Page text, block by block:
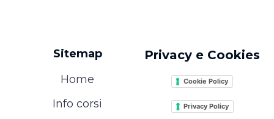
Sitemap
Home
Info corsi
Privacy e Cookies
Cookie Policy
Privacy Policy